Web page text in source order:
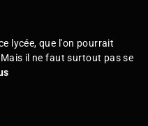
lycée, que l'on pourrait
il ne faut surtout pas se